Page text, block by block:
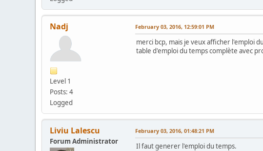
Nadj
Level 1
Posts: 4
Logged
February 03, 2016, 12:59:01 PM
merci bcp, mais je veux afficher l'emploi
table d'emploi du temps complète avec
Liviu Lalescu
Forum Administrator
February 03, 2016, 01:48:21 PM
Il faut generer l'emploi du temps.